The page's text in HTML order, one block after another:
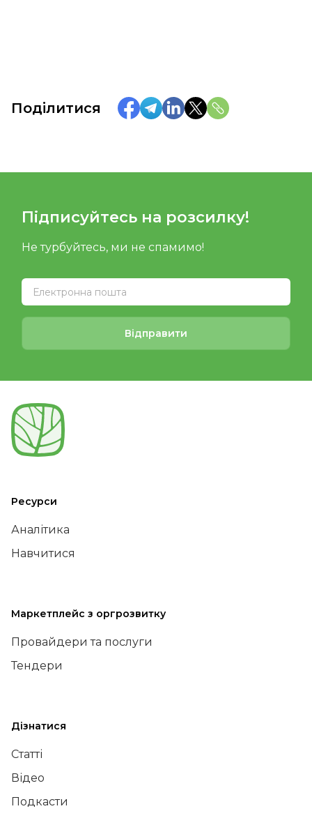
Поділитися
Підписуйтесь на розсилку!
Не турбуйтесь, ми не спамимо!
Відправити
Ресурси
Аналітика
Навчитися
Маркетплейс з оргрозвитку
Провайдери та послуги
Тендери
Дізнатися
Статті
Відео
Подкасти